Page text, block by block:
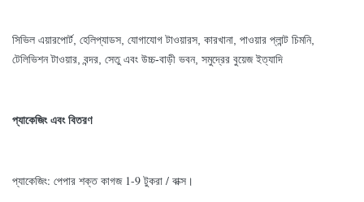
সিভিল এয়ারপোর্ট, হেলিপ্যাডস, যোগাযোগ টাওয়ারস, কারখানা, পাওয়ার প্লান্ট চিমনি,
টেলিভিশন টাওয়ার, বন্দর, সেতু এবং উচ্চ-বাড়ী ভবন, সমুদ্রের বুয়েজ ইত্যাদি
প্যাকেজিং এবং বিতরণ
প্যাকেজিং: পেপার শক্ত কাগজ 1-9 টুকরা / বাক্স।